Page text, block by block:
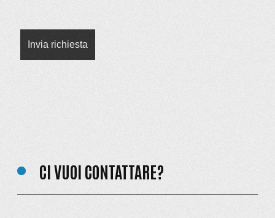
CI VUOI CONTATTARE?